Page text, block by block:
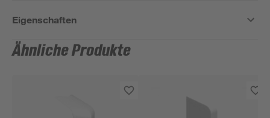
Eigenschaften
Ähnliche Produkte